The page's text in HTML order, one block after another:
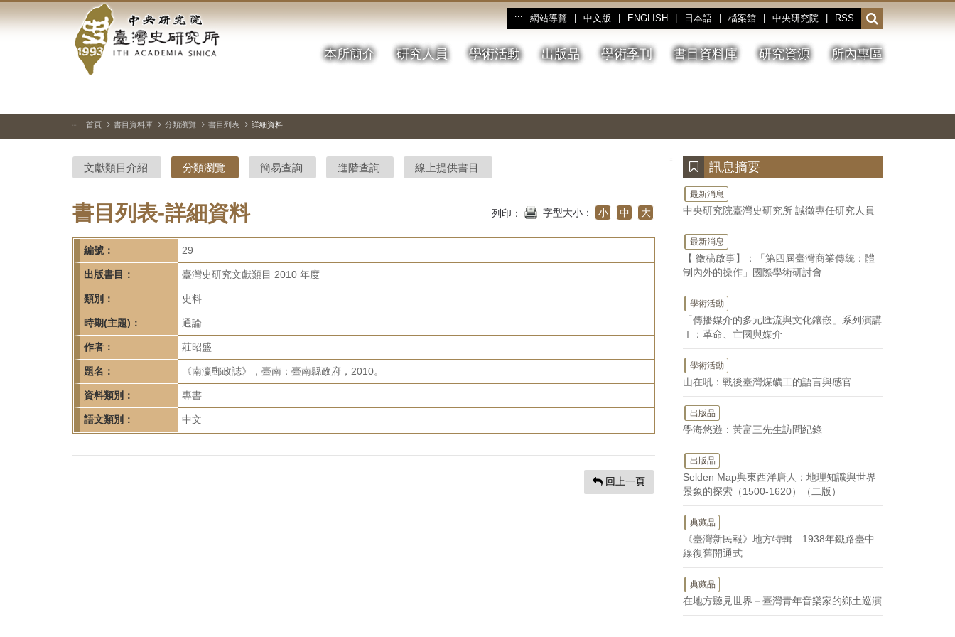
到
中
央
研
院-
臺
灣
史
研
究
所-
首
頁
::: 網站導覽 中文版 ENGLISH 日本語 檔案館 中央研究院 RSS
開
啟
或
收
本所簡介 研究人員 學術活動 出版品 學術季刊 書目資料庫 研究資源 所內專區
停、
圖
圖
結
::: 首頁 書目資料庫 分類瀏覽 書目列表 詳細資料
文獻類目介紹 分類瀏覽 簡易查詢 進階查詢 線上提供書目
書目列表-詳細資料 列印： 字型大小： 小 中 大
編號： 29
出版書目： 臺灣史研究文獻類目 2010 年度
類別： 史料
時期(主題)： 通論
作者： 莊昭盛
題名： 《南瀛郵政誌》，臺南：臺南縣政府，2010。
資料類別： 專書
語文類別： 中文
回上一頁
訊息摘要
最新消息
中央研究院臺灣史研究所 誠徵專任研究人員
最新消息
【 徵稿啟事】：「第四屆臺灣商業傳統：體
制內外的操作」國際學術研討會
學術活動
「傳播媒介的多元匯流與文化鑲嵌」系列演講
Ⅰ：革命、亡國與媒介
學術活動
山在吼：戰後臺灣煤礦工的語言與感官
出版品
學海悠遊：黃富三先生訪問紀錄
出版品
Selden Map與東西洋唐人：地理知識與世界
景象的探索（1500-1620）（二版）
典藏品
《臺灣新民報》地方特輯—1938年鐵路臺中
線復舊開通式
典藏品
在地方聽見世界－臺灣青年音樂家的鄉土巡演